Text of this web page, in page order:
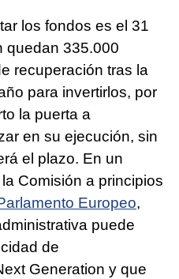
los fondos es el 31
quedan 335.000
recuperación tras la
para invertirlos, por
la puerta a
en su ejecución, sin
el plazo. En un
Comisión a principios
Europeo,
puede
de
Generation y que